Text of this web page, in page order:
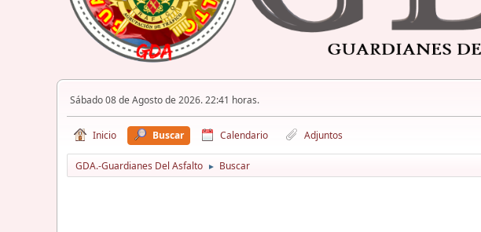
Sábado 08 de Agosto de 2026. 22:41 horas.
Inicio Buscar Calendario Adjuntos
GDA.-Guardianes Del Asfalto ► Buscar